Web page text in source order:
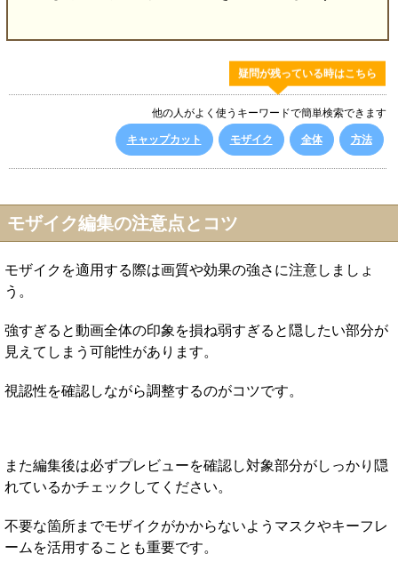
疑問が残っている時はこちら
他の人がよく使うキーワードで簡単検索できます
キャップカット モザイク 全体 方法
モザイク編集の注意点とコツ
モザイクを適用する際は画質や効果の強さに注意しましょ
う。
強すぎると動画全体の印象を損ね弱すぎると隠したい部分が
見えてしまう可能性があります。
視認性を確認しながら調整するのがコツです。
また編集後は必ずプレビューを確認し対象部分がしっかり隠
れているかチェックしてください。
不要な箇所までモザイクがかからないようマスクやキーフレ
ームを活用することも重要です。